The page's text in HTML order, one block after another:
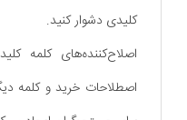
کلیدی دشوار کنید.
اصلاح‌کننده‌های کلمه
اصطلاحات خرید و کلمه